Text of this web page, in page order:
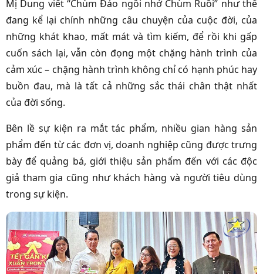
Mị Dung viết “Chùm Đảo ngồi nhớ Chùm Ruồi” như thể
đang kể lại chính những câu chuyện của cuộc đời, của
những khát khao, mất mát và tìm kiếm, để rồi khi gấp
cuốn sách lại, vẫn còn đọng một chặng hành trình của
cảm xúc – chặng hành trình không chỉ có hạnh phúc hay
buồn đau, mà là tất cả những sắc thái chân thật nhất
của đời sống.
Bên lề sự kiện ra mắt tác phẩm, nhiều gian hàng sản
phẩm đến từ các đơn vị, doanh nghiệp cũng được trưng
bày để quảng bá, giới thiệu sản phẩm đến với các độc
giả tham gia cũng như khách hàng và người tiêu dùng
trong sự kiện.